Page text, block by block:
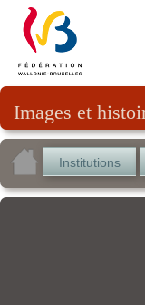
Images et
Institutions